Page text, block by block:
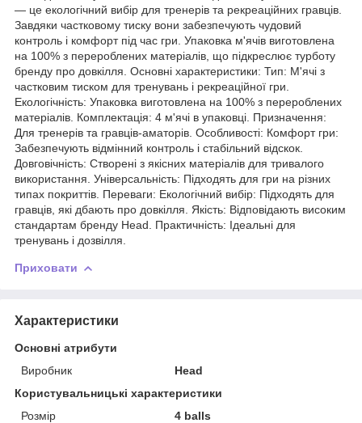
— це екологічний вибір для тренерів та рекреаційних гравців.
Завдяки частковому тиску вони забезпечують чудовий
контроль і комфорт під час гри. Упаковка м'ячів виготовлена
на 100% з перероблених матеріалів, що підкреслює турботу
бренду про довкілля. Основні характеристики: Тип: М'ячі з
частковим тиском для тренувань і рекреаційної гри.
Екологічність: Упаковка виготовлена на 100% з перероблених
матеріалів. Комплектація: 4 м'ячі в упаковці. Призначення:
Для тренерів та гравців-аматорів. Особливості: Комфорт гри:
Забезпечують відмінний контроль і стабільний відскок.
Довговічність: Створені з якісних матеріалів для тривалого
використання. Універсальність: Підходять для гри на різних
типах покриттів. Переваги: Екологічний вибір: Підходять для
гравців, які дбають про довкілля. Якість: Відповідають високим
стандартам бренду Head. Практичність: Ідеальні для
тренувань і дозвілля.
Приховати
Характеристики
Основні атрибути
Виробник
Head
Користувальницькі характеристики
Розмір
4 balls